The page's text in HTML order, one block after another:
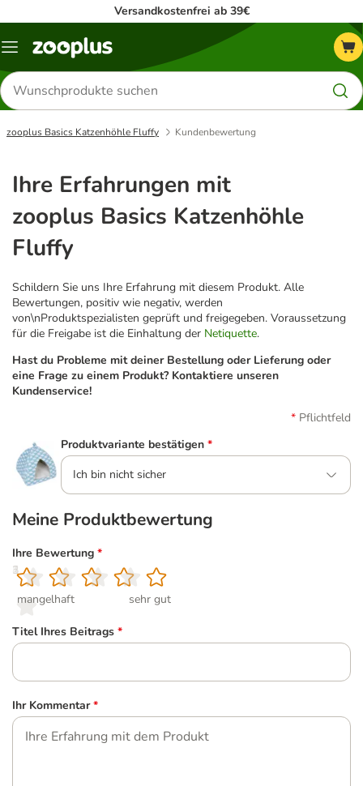
Versandkostenfrei ab 39€
Menü
Produkte
suchen
zooplus Basics Katzenhöhle Fluffy Kundenbewertung
Ihre Erfahrungen mit
zooplus Basics Katzenhöhle
Fluffy
Schildern Sie uns Ihre Erfahrung mit diesem Produkt. Alle
Bewertungen, positiv wie negativ, werden
von\nProduktspezialisten geprüft und freigegeben. Voraussetzung
für die Freigabe ist die Einhaltung der Netiquette.
Hast du Probleme mit deiner Bestellung oder Lieferung oder
eine Frage zu einem Produkt? Kontaktiere unseren
Kundenservice!
Pflichtfeld
Produktvariante bestätigen *
Ich bin nicht sicher
Meine Produktbewertung
Ihre Bewertung *
1
mangelhaft
2
3
4
5
sehr gut
Titel Ihres Beitrags *
Ihr Kommentar *